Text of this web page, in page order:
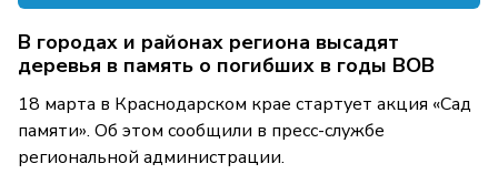
В городах и районах региона высадят
деревья в память о погибших в годы ВОВ
18 марта в Краснодарском крае стартует акция «Сад
памяти». Об этом сообщили в пресс-службе
региональной администрации.